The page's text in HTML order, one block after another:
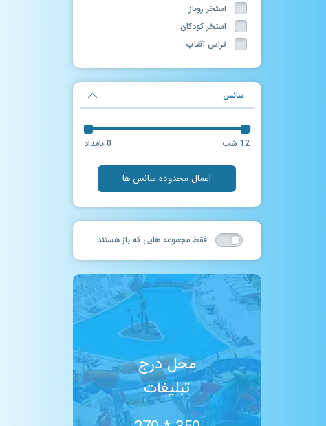
استخر روباز
استخر کودکان
تراس آفتاب
حمام سنتی
ماساژ
فروشگاه لوازم شنا
جکوزی روباز
آرایشگاه
سرسره آبی
سانس آزاد
چاله فضایی
حرکات موزون در آب
فوتبال دستی
سانس آزاد آقایان
استخر آب درمانی
TRX
شن درمانی
رودخانه مواج
سالن پینگ پنگ
پیلاتس
ایروبیک
سالن بیلیارد
سانس
0 بامداد 12 شب
اعمال محدوده سانس ها
فقط مجموعه هایی که باز هستند
محل درج
تبلیغات